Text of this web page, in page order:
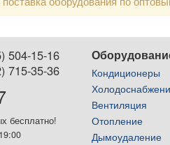
504-15-16
715-35-36
бесплатно!
Кондиционеры
Вентиляция
Отопление
Дымоудаление